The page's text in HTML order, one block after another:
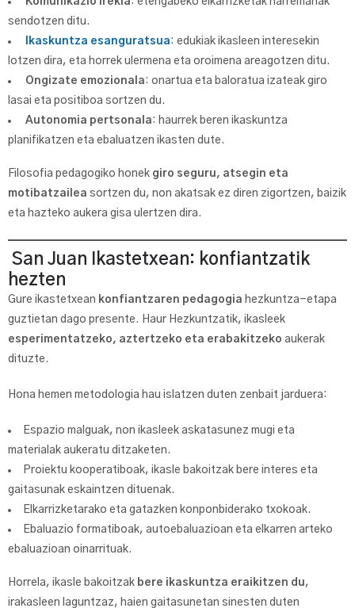
sendotzen ditu.
Ikaskuntza esanguratsua: edukiak ikasleen interesekin
lotzen dira, eta horrek ulermena eta oroimena areagotzen ditu.
Ongizate emozionala: onartua eta baloratua izateak giro
lasai eta positiboa sortzen du.
Autonomia pertsonala: haurrek beren ikaskuntza
planifikatzen eta ebaluatzen ikasten dute.
Filosofia pedagogiko honek giro seguru, atsegin eta
motibatzailea sortzen du, non akatsak ez diren zigortzen, baizik
eta hazteko aukera gisa ulertzen dira.
San Juan Ikastetxean: konfiantzatik
hezten
Gure ikastetxean konfiantzaren pedagogia hezkuntza-etapa
guztietan dago presente. Haur Hezkuntzatik, ikasleek
esperimentatzeko, aztertzeko eta erabakitzeko aukerak
dituzte.
Hona hemen metodologia hau islatzen duten zenbait jarduera:
Espazio malguak, non ikasleek askatasunez mugi eta
materialak aukeratu ditzaketen.
Proiektu kooperatiboak, ikasle bakoitzak bere interes eta
gaitasunak eskaintzen dituenak.
Elkarrizketarako eta gatazken konponbiderako txokoak.
Ebaluazio formatiboak, autoebaluazioan eta elkarren arteko
ebaluazioan oinarrituak.
Horrela, ikasle bakoitzak bere ikaskuntza eraikitzen du,
irakasleen laguntzaz, haien gaitasunetan sinesten duten